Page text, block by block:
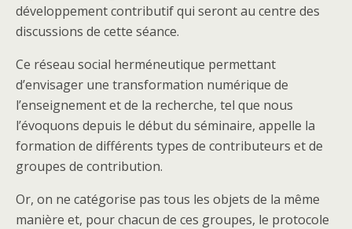
développement contributif qui seront au centre des
discussions de cette séance.
Ce réseau social herméneutique permettant
d’envisager une transformation numérique de
l’enseignement et de la recherche, tel que nous
l’évoquons depuis le début du séminaire, appelle la
formation de différents types de contributeurs et de
groupes de contribution.
Or, on ne catégorise pas tous les objets de la même
manière et, pour chacun de ces groupes, le protocole